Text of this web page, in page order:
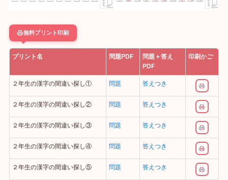
無料プリント印刷
プリント名 問題PDF
問題＋答え
PDF
印刷かご
２年生の漢字の間違い探し① 問題 答えつき
２年生の漢字の間違い探し② 問題 答えつき
２年生の漢字の間違い探し③ 問題 答えつき
２年生の漢字の間違い探し④ 問題 答えつき
２年生の漢字の間違い探し⑤ 問題 答えつき